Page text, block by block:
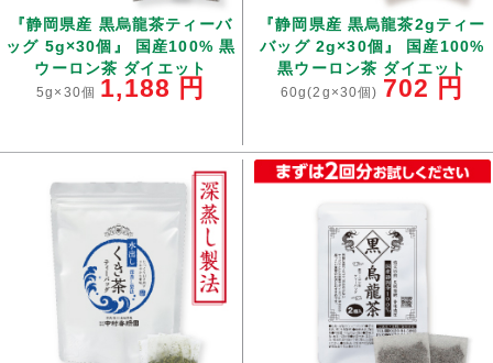
『静岡県産 黒烏龍茶ティーバ
ッグ 5g×30個』 国産100% 黒
ウーロン茶 ダイエット
5g×30個 1,188 円
『静岡県産 黒烏龍茶2gティー
バッグ 2g×30個』 国産100%
黒ウーロン茶 ダイエット
60g(2g×30個) 702 円